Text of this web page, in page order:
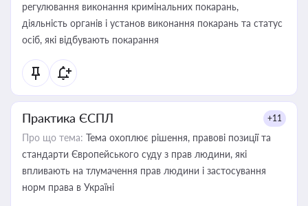
регулювання виконання кримінальних покарань,
діяльність органів і установ виконання покарань та статус
осіб, які відбувають покарання
Практика ЄСПЛ +11
Про що тема: Тема охоплює рішення, правові позиції та
стандарти Європейського суду з прав людини, які
впливають на тлумачення прав людини і застосування
норм права в Україні